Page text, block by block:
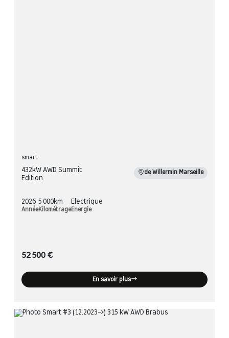
smart
432kW AWD Summit
Edition
de Willermin Marseille
2026
Année
5 000km
Kilométrage
Electrique
Energie
52 500 €
En savoir plus